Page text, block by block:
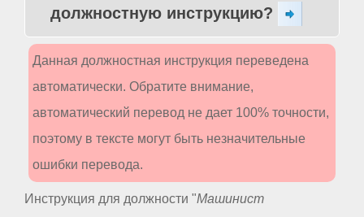
должностную инструкцию?
Данная должностная инструкция переведена
автоматически. Обратите внимание,
автоматический перевод не дает 100% точности,
поэтому в тексте могут быть незначительные
ошибки перевода.
Инструкция для должности "Машинист